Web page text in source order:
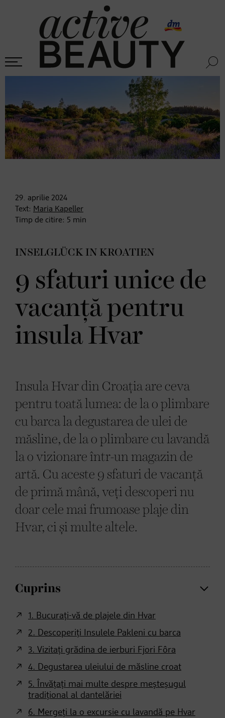
29. aprilie 2024
Text: Maria Kapeller
Timp de citire: 5 min
INSELGLÜCK IN KROATIEN
9 sfaturi unice de
vacanță pentru
insula Hvar
Insula Hvar din Croația are ceva
pentru toată lumea: de la o plimbare
cu barca la degustarea de ulei de
măsline, de la o plimbare cu lavandă
la o vizionare într-un magazin de
artă. Cu aceste 9 sfaturi de vacanță
de primă mână, veți descoperi nu
doar cele mai frumoase plaje din
Hvar, ci și multe altele.
Cuprins
1. Bucurați-vă de plajele din Hvar
2. Descoperiți Insulele Pakleni cu barca
3. Vizitați grădina de ierburi Fjori Fôra
4. Degustarea uleiului de măsline croat
5. Învățați mai multe despre meșteșugul
tradițional al dantelăriei
6. Mergeți la o excursie cu lavandă pe Hvar